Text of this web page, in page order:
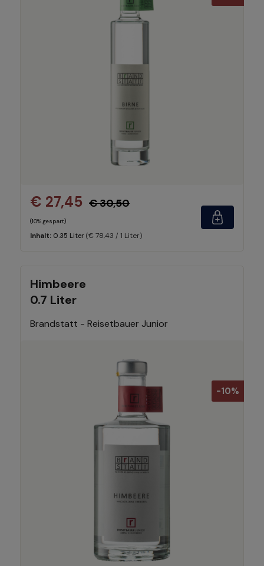
€ 27,45 € 30,50
(10% gespart)
Inhalt: 0.35 Liter (€ 78,43 / 1 Liter)
Himbeere
0.7 Liter
Brandstatt - Reisetbauer Junior
-10%